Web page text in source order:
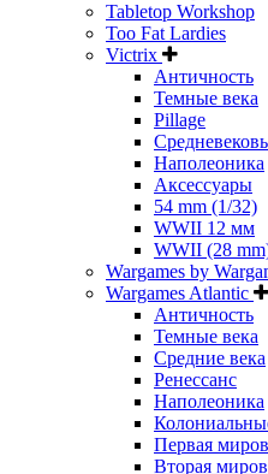
Tabletop Workshop
Too Fat Lardies
Victrix
Античность
Темные века
Pillage
Наполеоника
Аксессуары
54 mm (1/32)
WWII 12 мм
WWII (28
Wargames by
Wargames Atlantic
Античность
Темные века
Средние века
Ренессанс
Наполеоника
Первая
Вторая